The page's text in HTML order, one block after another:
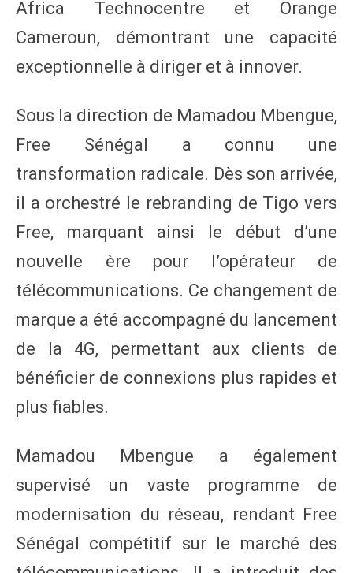
Africa Technocentre et Orange
Cameroun, démontrant une capacité
exceptionnelle à diriger et à innover.
Sous la direction de Mamadou Mbengue,
Free Sénégal a connu une
transformation radicale. Dès son arrivée,
il a orchestré le rebranding de Tigo vers
Free, marquant ainsi le début d’une
nouvelle ère pour l’opérateur de
télécommunications. Ce changement de
marque a été accompagné du lancement
de la 4G, permettant aux clients de
bénéficier de connexions plus rapides et
plus fiables.
Mamadou Mbengue a également
supervisé un vaste programme de
modernisation du réseau, rendant Free
Sénégal compétitif sur le marché des